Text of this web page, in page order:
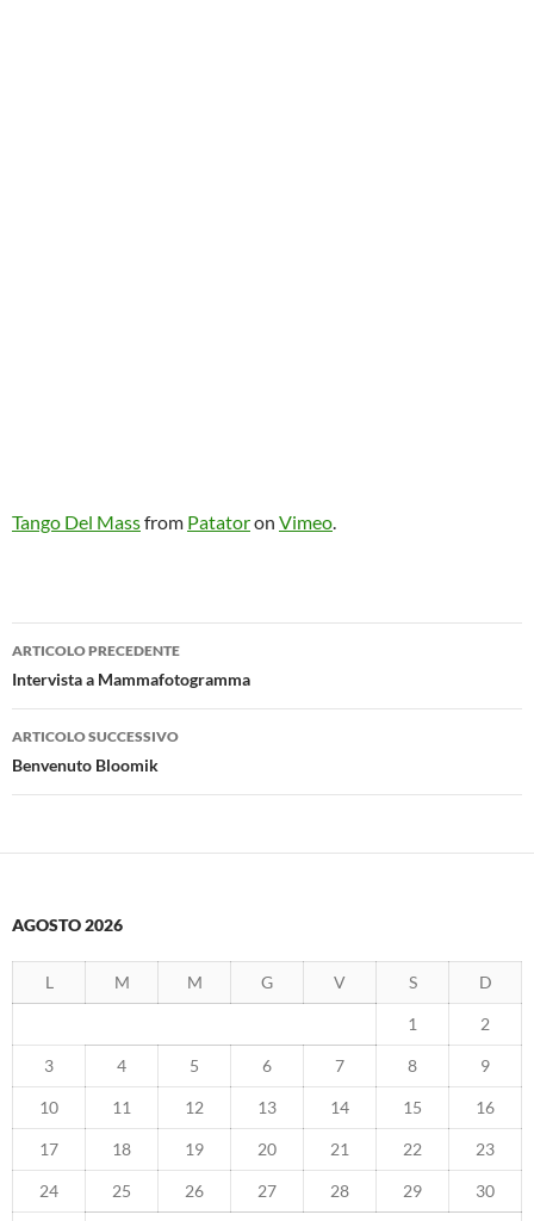
Tango Del Massfrom Patatoron Vimeo.
Navigazione
articolo
ARTICOLO PRECEDENTE
Intervista a Mammafotogramma
ARTICOLO SUCCESSIVO
Benvenuto Bloomik
AGOSTO 2026
L M M G V S D
1 2
3 4 5 6 7 8 9
10 11 12 13 14 15 16
17 18 19 20 21 22 23
24 25 26 27 28 29 30